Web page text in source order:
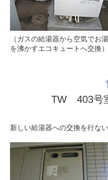
（ガスの給湯器から空気でお湯
を沸かすエコキュートへ交換）
TW 403号
新しい給湯器への交換を行な